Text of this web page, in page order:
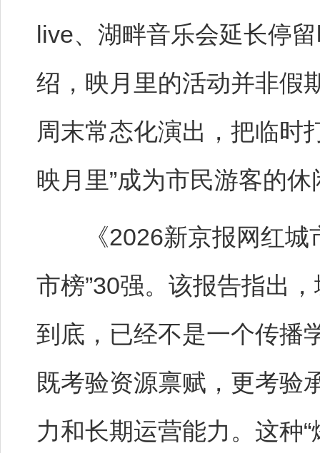
live、湖畔音乐会延长停
绍，映月里的活动并非假
周末常态化演出，把临时
映月里”成为市民游客的
《2026新京报网红城
市榜”30强。该报告指出，
到底，已经不是一个传播
既考验资源禀赋，更考验
力和长期运营能力。这种